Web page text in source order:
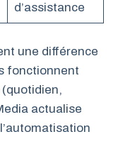
d’assistance
une différence
fonctionnent
actualise